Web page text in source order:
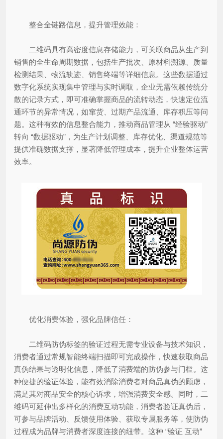
整合全链路信息，提升管理效能：
二维码具有高密度信息存储能力，可关联商品从生产到
销售的全生命周期数据，包括生产批次、原材料溯源、质量
检测结果、物流轨迹、销售终端等详细信息。这些数据通过
数字化系统实现集中管理与实时调取，企业无需依赖传统分
散的记录方式，即可准确掌握商品的流转动态，快速定位流
通环节的异常情况，如窜货、过期产品流通、库存积压等问
题。这种有效的信息整合能力，推动商品管理从 “经验驱动”
转向 “数据驱动”，为生产计划调整、库存优化、渠道规范等
提供准确数据支撑，显著降低管理成本，提升企业整体运营
效率。
优化消费体验，强化品牌信任：
二维码防伪标签的验证过程无需专业设备与技术知识，
消费者通过常规智能终端扫描即可完成操作，快速获取商品
真伪结果与透明化信息，降低了消费端的防伪参与门槛。这
种便捷的验证体验，能有效消除消费者对商品真伪的顾虑，
满足其对商品安全的核心诉求，增强消费安全感。同时，二
维码可延伸出多样化的消费互动功能，消费者验证真伪后，
可参与品牌活动、反馈使用体验、获取专属服务等，使防伪
过程成为品牌与消费者深度连接的纽带。这种 “验证 互动”